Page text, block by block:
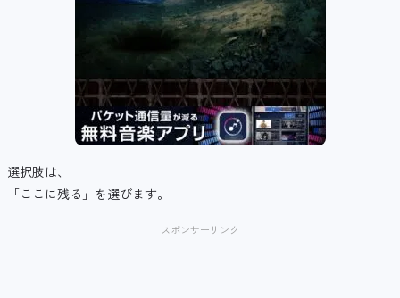
選択肢は、
「ここに残る」を選びます。
スポンサーリンク